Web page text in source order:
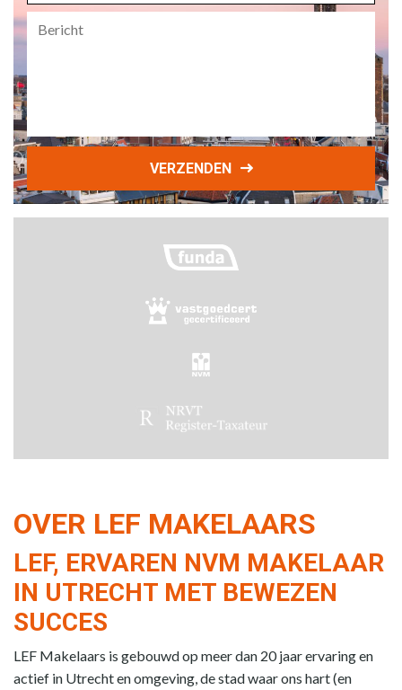
VERZENDEN
OVER LEF MAKELAARS
LEF, ERVAREN NVM MAKELAAR
IN UTRECHT MET BEWEZEN
SUCCES
LEF Makelaars is gebouwd op meer dan 20 jaar ervaring en
actief in Utrecht en omgeving, de stad waar ons hart (en